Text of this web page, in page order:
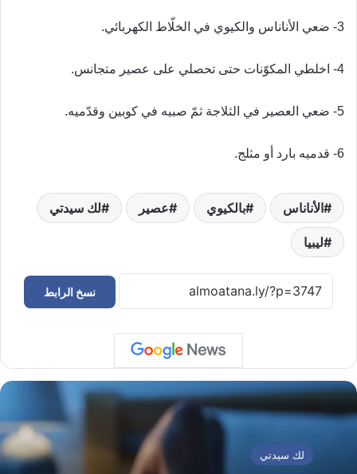
3- ضعي الأناناس والكيوي في الخلّاط الكهربائي.
4- اخلطي المكوّنات حتى تحصلي على عصير متجانس.
5- ضعي العصير في الثلاجة ثمّ صبيه في كوبين وقدّميه.
6- قدميه بارد أو مثلج.
الأناناس بالكيوي عصير لك سيدتي
ليبيا
نسخ الرابط
لك سيدتي